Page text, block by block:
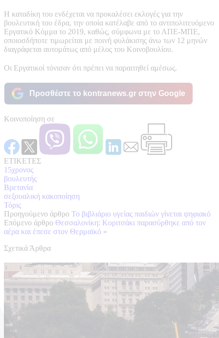
Η καταδίκη του ενδέχεται να προκαλέσει εκλογές για την
βουλευτική του έδρα, την οποία κατέλαβε από το αντιπολιτευόμενο
Εργατικό Κόμμα το 2019, καθώς, σύμφωνα με το ΑΠΕ-ΜΠΕ,
οποιοσδήποτε τιμωρείται με ποινή φυλάκισης άνω των 12 μηνών
διαγράφεται αυτομάτως από μέλος του Κοινοβουλίου.
Οι Εργατικοί τόνισαν ότι πρέπει να παραιτηθεί αμέσως.
Προσθέστε το kontranews.gr στην Google
Κοινοποίηση σε
ΕΤΙΚΕΤΕΣ
15χρονος
βουλευτής
Βρετανία
σεξουαλική κακοποίηση
Τόρις
Προηγούμενο άρθρο Το βιβλιάριο υγείας παιδιών γίνεται ψηφιακό
Επόμενο άρθρο Θεσσαλονίκη: Κοριτσάκι παρασύρθηκε από τον
αέρα και έπεσε στον Θερμαϊκό »
Σχετικά Άρθρα